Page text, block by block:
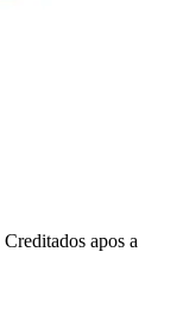
Creditados apos a